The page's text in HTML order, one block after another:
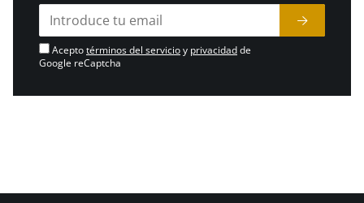
Aceptotérminos del servicioy privacidadde
Google reCaptcha